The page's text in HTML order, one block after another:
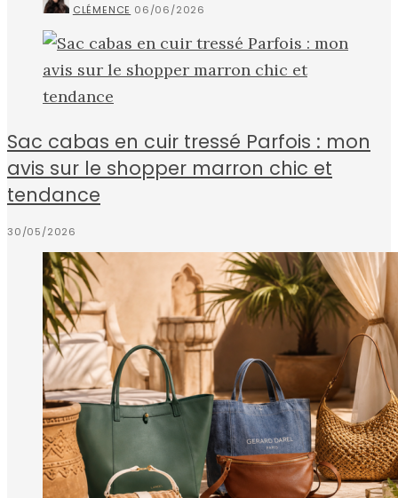
CLÉMENCE 06/06/2026
Sac cabas en cuir tressé Parfois : mon
avis sur le shopper marron chic et
tendance
30/05/2026